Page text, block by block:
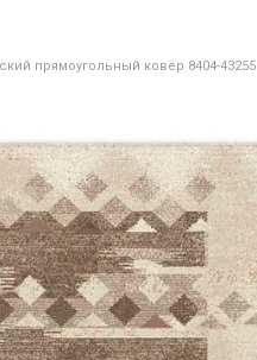
прямоугольный ковёр 8404-43255